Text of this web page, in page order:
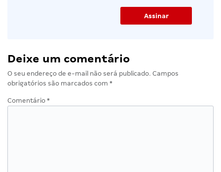
Deixe um comentário
O seu endereço de e-mail não será publicado. Campos
obrigatórios são marcados com *
Comentário *